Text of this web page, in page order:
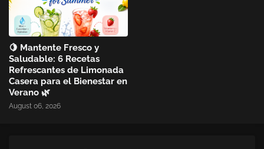
🍋 Mantente Fresco y
Saludable: 6 Recetas
Refrescantes de Limonada
Casera para el Bienestar en
Verano 🌿
August 06, 2026